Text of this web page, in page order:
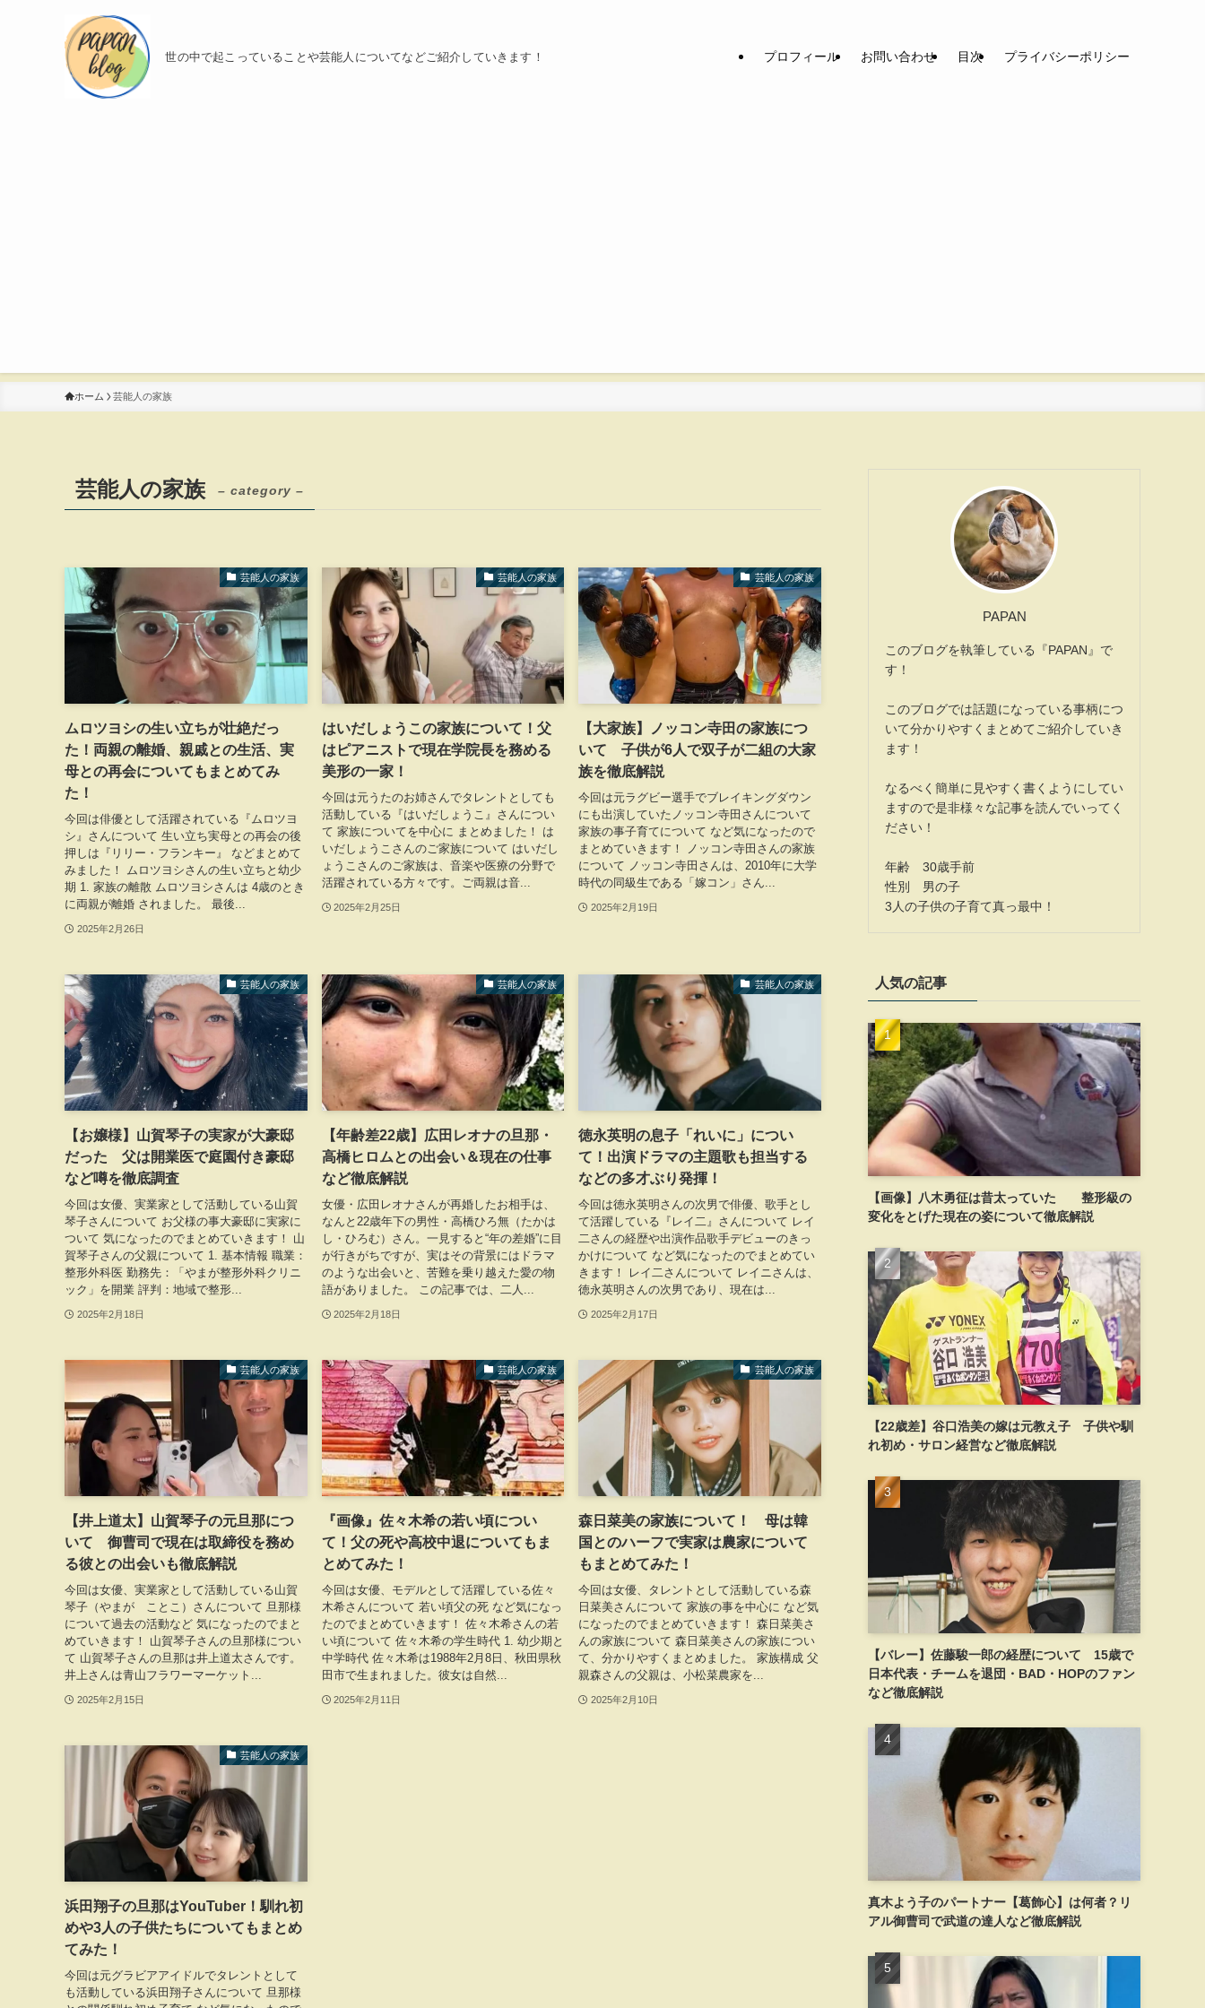
世の中で起こっていることや芸能人についてなどご紹介していきます！ プロフィール お問い合わせ 目次 プライバシーポリシー
ホーム 芸能人の家族
芸能人の家族 – category –
芸能人の家族
ムロツヨシの生い立ちが壮絶だっ
た！両親の離婚、親戚との生活、実
母との再会についてもまとめてみ
た！
今回は俳優として活躍されている『ムロツヨ
シ』さんについて 生い立ち実母との再会の後
押しは『リリー・フランキー』 などまとめて
みました！ ムロツヨシさんの生い立ちと幼少
期 1. 家族の離散 ムロツヨシさんは 4歳のとき
に両親が離婚 されました。 最後...
2025年2月26日
芸能人の家族
はいだしょうこの家族について！父
はピアニストで現在学院長を務める
美形の一家！
今回は元うたのお姉さんでタレントとしても
活動している『はいだしょうこ』さんについ
て 家族についてを中心に まとめました！ は
いだしょうこさんのご家族について はいだし
ょうこさんのご家族は、音楽や医療の分野で
活躍されている方々です。ご両親は音...
2025年2月25日
芸能人の家族
【大家族】ノッコン寺田の家族につ
いて 子供が6人で双子が二組の大家
族を徹底解説
今回は元ラグビー選手でブレイキングダウン
にも出演していたノッコン寺田さんについて
家族の事子育てについて など気になったので
まとめていきます！ ノッコン寺田さんの家族
について ノッコン寺田さんは、2010年に大学
時代の同級生である「嫁コン」さん...
2025年2月19日
芸能人の家族
【お嬢様】山賀琴子の実家が大豪邸
だった 父は開業医で庭園付き豪邸
など噂を徹底調査
今回は女優、実業家として活動している山賀
琴子さんについて お父様の事大豪邸に実家に
ついて 気になったのでまとめていきます！ 山
賀琴子さんの父親について 1. 基本情報 職業：
整形外科医 勤務先：「やまが整形外科クリニ
ック」を開業 評判：地域で整形...
2025年2月18日
芸能人の家族
【年齢差22歳】広田レオナの旦那・
高橋ヒロムとの出会い＆現在の仕事
など徹底解説
女優・広田レオナさんが再婚したお相手は、
なんと22歳年下の男性・高橋ひろ無（たかは
し・ひろむ）さん。一見すると“年の差婚”に目
が行きがちですが、実はその背景にはドラマ
のような出会いと、苦難を乗り越えた愛の物
語がありました。 この記事では、二人...
2025年2月18日
芸能人の家族
徳永英明の息子「れいに」につい
て！出演ドラマの主題歌も担当する
などの多才ぶり発揮！
今回は徳永英明さんの次男で俳優、歌手とし
て活躍している『レイ二』さんについて レイ
二さんの経歴や出演作品歌手デビューのきっ
かけについて など気になったのでまとめてい
きます！ レイ二さんについて レイニさんは、
徳永英明さんの次男であり、現在は...
2025年2月17日
芸能人の家族
【井上道太】山賀琴子の元旦那につ
いて 御曹司で現在は取締役を務め
る彼との出会いも徹底解説
今回は女優、実業家として活動している山賀
琴子（やまが ことこ）さんについて 旦那様
について過去の活動など 気になったのでまと
めていきます！ 山賀琴子さんの旦那様につい
て 山賀琴子さんの旦那は井上道太さんです。
井上さんは青山フラワーマーケット...
2025年2月15日
芸能人の家族
『画像』佐々木希の若い頃につい
て！父の死や高校中退についてもま
とめてみた！
今回は女優、モデルとして活躍している佐々
木希さんについて 若い頃父の死 など気になっ
たのでまとめていきます！ 佐々木希さんの若
い頃について 佐々木希の学生時代 1. 幼少期と
中学時代 佐々木希は1988年2月8日、秋田県秋
田市で生まれました。彼女は自然...
2025年2月11日
芸能人の家族
森日菜美の家族について！ 母は韓
国とのハーフで実家は農家について
もまとめてみた！
今回は女優、タレントとして活動している森
日菜美さんについて 家族の事を中心に など気
になったのでまとめていきます！ 森日菜美さ
んの家族について 森日菜美さんの家族につい
て、分かりやすくまとめました。 家族構成 父
親森さんの父親は、小松菜農家を...
2025年2月10日
芸能人の家族
浜田翔子の旦那はYouTuber！馴れ初
めや3人の子供たちについてもまとめ
てみた！
今回は元グラビアアイドルでタレントとして
も活動している浜田翔子さんについて 旦那様
PAPAN
このブログを執筆している『PAPAN』で
す！
このブログでは話題になっている事柄につ
いて分かりやすくまとめてご紹介していき
ます！
なるべく簡単に見やすく書くようにしてい
ますので是非様々な記事を読んでいってく
ださい！
年齢 30歳手前
性別 男の子
3人の子供の子育て真っ最中！
人気の記事
【画像】八木勇征は昔太っていた 整形級の
変化をとげた現在の姿について徹底解説
【22歳差】谷口浩美の嫁は元教え子 子供や馴
れ初め・サロン経営など徹底解説
【バレー】佐藤駿一郎の経歴について 15歳で
日本代表・チームを退団・BAD・HOPのファン
など徹底解説
真木よう子のパートナー【葛飾心】は何者？リ
アル御曹司で武道の達人など徹底解説